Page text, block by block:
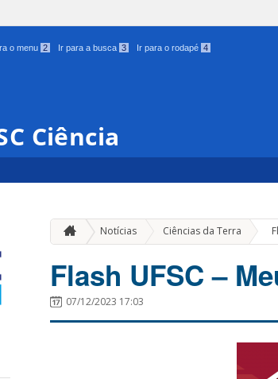
o menu 2 Ir para a busca 3 Ir para o rodapé 4
Ciência
Notícias Ciências da Terra »
Flash UFSC –
07/12/2023 17:03